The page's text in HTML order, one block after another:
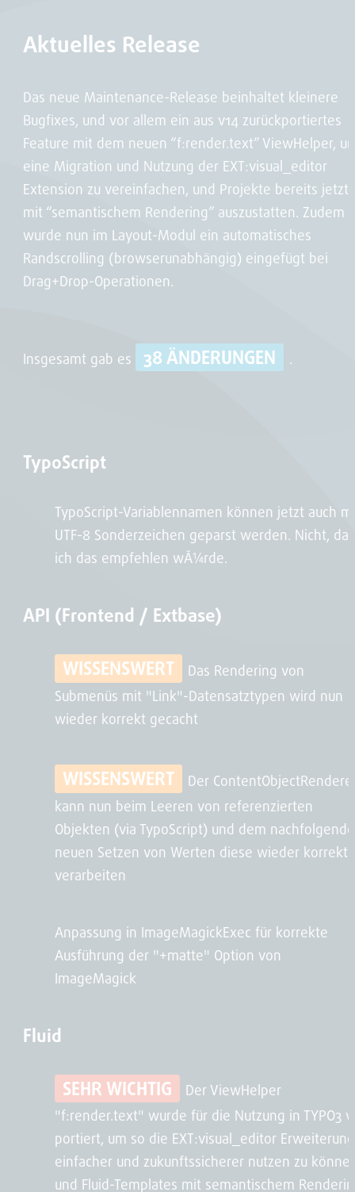
Aktuelles Release
Das neue Maintenance-Release beinhaltet kleinere
Bugfixes, und vor allem ein aus v14 zurückportiertes
Feature mit dem neuen “f:render.text” ViewHelper,
eine Migration und Nutzung der EXT:visual_editor
Extension zu vereinfachen, und Projekte bereits jetzt
mit “semantischem Rendering” auszustatten. Zudem
wurde nun im Layout-Modul ein automatisches
Randscrolling (browserunabhängig) eingefügt bei
Drag+Drop-Operationen.
Insgesamt gab es 38 ÄNDERUNGEN .
TypoScript
TypoScript-Variablennamen können jetzt auch
UTF-8 Sonderzeichen geparst werden. Nicht,
ich das empfehlen wÃ¼rde.
API (Frontend / Extbase)
WISSENSWERT
Das Rendering von
Submenüs mit "Link"-Datensatztypen wird nun
wieder korrekt gecacht
WISSENSWERT
Der
kann nun beim Leeren von referenzierten
Objekten (via TypoScript) und dem
neuen Setzen von Werten diese wieder korrekt
verarbeiten
Anpassung in ImageMagickExec für korrekte
Ausführung der "+matte" Option von
ImageMagick
Fluid
SEHR WICHTIG
Der ViewHelper
"f:render.text" wurde für die Nutzung in TYPO3
portiert, um so die EXT:visual_editor Erweiterung
einfacher und zukunftssicherer nutzen zu
und Fluid-Templates mit semantischem